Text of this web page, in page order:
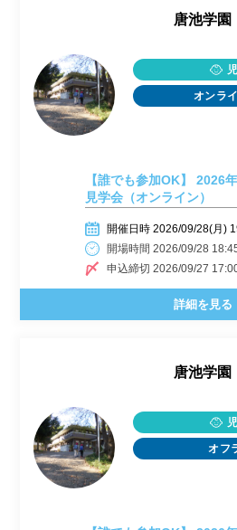
唐池学園
オンラ
【誰でも参加OK】 2026
見学会（オンライン）
開催日時 2026/09/28(月)
開場時間 2026/09/28
申込締切 2026/09/27
詳細を見る
唐池学園
オフ